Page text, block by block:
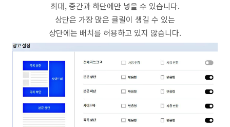
최대, 중간과 하단에만 넣을 수 있습니다.
상단은 가장 많은 클릴이 생길 수 있는
상단에는 배치를 허용하고 있지 않습니다.